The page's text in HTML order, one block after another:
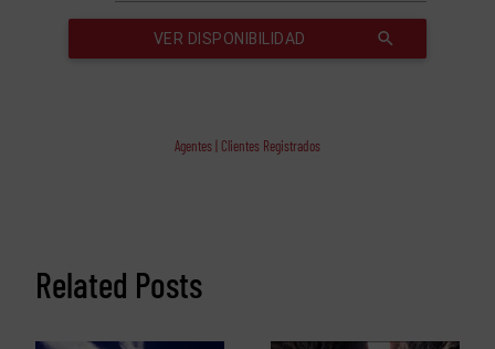
Agentes | Clientes Registrados
Related Posts